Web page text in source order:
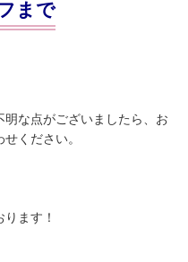
まで
な点がございましたら、お
ください。
ます！